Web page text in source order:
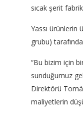
sıcak şerit
Yassı ürünlerin
grubu)
“Bu bizim için
sunduğumuz
Direktörü
maliyetlerin